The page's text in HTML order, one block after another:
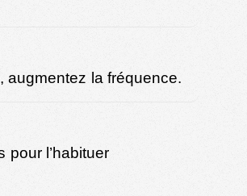
augmentez la fréquence.
l’habituer